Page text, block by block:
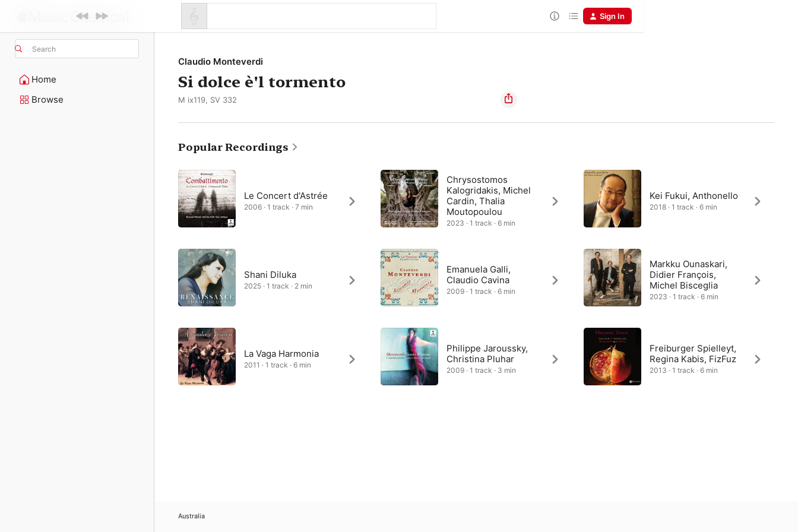
Search
Home
Browse
Sign In
Claudio Monteverdi
Si dolce è'l tormento
M ix119, SV 332
Popular Recordings
Le Concert d'Astrée
2006 · 1 track · 7 min
Shani Diluka
2025 · 1 track · 2 min
La Vaga Harmonia
2011 · 1 track · 6 min
Chrysostomos
Kalogridakis, Michel
Cardin, Thalia
Moutopoulou
2023 · 1 track · 6 min
Emanuela Galli,
Claudio Cavina
2009 · 1 track · 6 min
Philippe Jaroussky,
Christina Pluhar
2009 · 1 track · 3 min
Kei Fukui, Anthonello
2018 · 1 track · 6 min
Markku Ounaskari,
Didier François,
Michel Bisceglia
2023 · 1 track · 6 min
Freiburger Spielleyt,
Regina Kabis, FizFuz
2013 · 1 track · 6 min
Australia